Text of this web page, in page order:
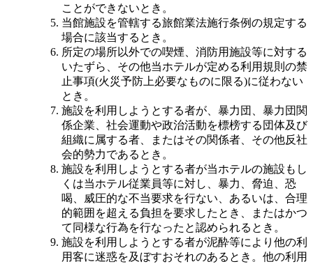
ことができないとき。
当館施設を管轄する旅館業法施行条例の規定する
場合に該当するとき。
所定の場所以外での喫煙、消防用施設等に対する
いたずら、その他当ホテルが定める利用規則の禁
止事項(火災予防上必要なものに限る)に従わない
とき。
施設を利用しようとする者が、暴力団、暴力団関
係企業、社会運動や政治活動を標榜する団体及び
組織に属する者、またはその関係者、その他反社
会的勢力であるとき。
施設を利用しようとする者が当ホテルの施設もし
くは当ホテル従業員等に対し、暴力、脅迫、恐
喝、威圧的な不当要求を行ない、あるいは、合理
的範囲を超える負担を要求したとき、またはかつ
て同様な行為を行なったと認められるとき。
施設を利用しようとする者が泥酔等により他の利
用客に迷惑を及ぼすおそれのあるとき。他の利用